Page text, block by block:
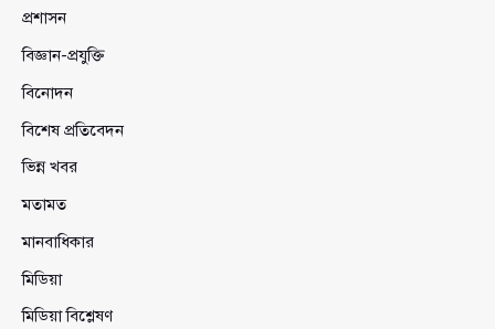
প্রশাসন
বিজ্ঞান-প্রযুক্তি
বিনোদন
বিশেষ প্রতিবেদন
ভিন্ন খবর
মতামত
মানবাধিকার
মিডিয়া
মিডিয়া বিশ্লেষণ